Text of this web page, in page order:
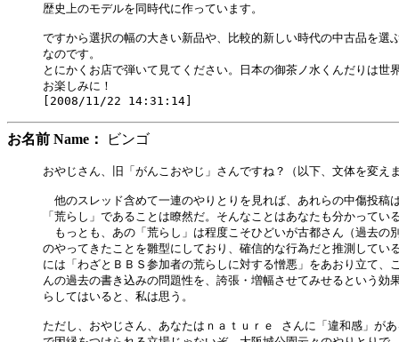
歴史上のモデルを同時代に作っています。
ですから選択の幅の大きい新品や、比較的新しい時代の中古品を選
なのです。
とにかくお店で弾いて見てください。日本の御茶ノ水くんだりは世
お楽しみに！
お名前 Name： ビンゴ
おやじさん、旧「がんこおやじ」さんですね？（以下、文体を変え
他のスレッド含めて一連のやりとりを見れば、あれらの中傷投稿
「荒らし」であることは瞭然だ。そんなことはあなたも分かってい
もっとも、あの「荒らし」は程度こそひどいが古都さん（過去の
のやってきたことを雛型にしており、確信的な行為だと推測してい
には「わざとＢＢＳ参加者の荒らしに対する憎悪」をあおり立て、
んの過去の書き込みの問題性を、誇張・増幅させてみせるという効
らしてはいると、私は思う。
ただし、おやじさん、あなたはｎａｔｕｒｅ さんに「違和感」が